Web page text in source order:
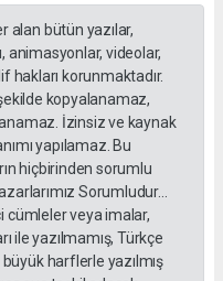
alan bütün yazılar,
animasyonlar, videolar,
hakları korunmaktadır.
kopyalanamaz,
İzinsiz ve kaynak
yapılamaz. Bu
hiçbirinden sorumlu
Sorumludur...
cümleler veya imalar,
ile yazılmamış, Türkçe
harflerle yazılmış